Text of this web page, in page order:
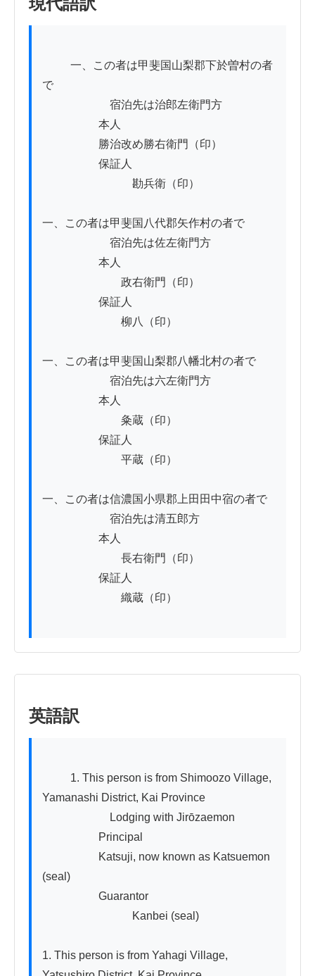
で
宿泊先は治郎左衛門方
本人
勝治改め勝右衛門（印）
保証人
勘兵衛（印）
一、この者は甲斐国八代郡矢作村の者で
宿泊先は佐左衛門方
本人
政右衛門（印）
保証人
柳八（印）
一、この者は甲斐国山梨郡八幡北村の者で
宿泊先は六左衛門方
本人
粂蔵（印）
保証人
平蔵（印）
一、この者は信濃国小県郡上田田中宿の者で
宿泊先は清五郎方
本人
長右衛門（印）
保証人
織蔵（印）
英語訳
Yamanashi District, Kai Province
Lodging with Jirōzaemon
Principal
Katsuji, now known as Katsuemon
(seal)
Guarantor
Kanbei (seal)
1. This person is from Yahagi Village,